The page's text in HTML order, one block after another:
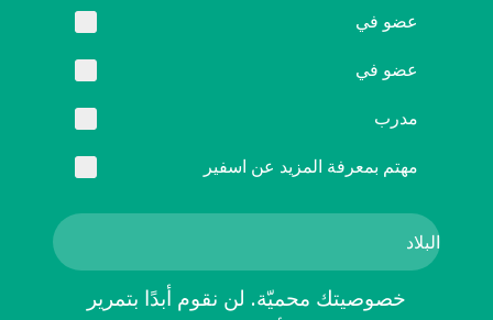
عضو في
عضو في
مدرب
مهتم بمعرفة المزيد عن اسفير
خصوصيتك محميّة. لن نقوم أبدًا بتمرير